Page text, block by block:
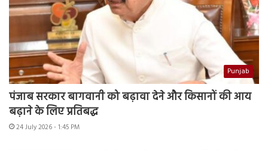
Punjab
पंजाब सरकार बागवानी को बढ़ावा देने और किसानों की आय
बढ़ाने के लिए प्रतिबद्ध
24 July 2026 - 1:45 PM